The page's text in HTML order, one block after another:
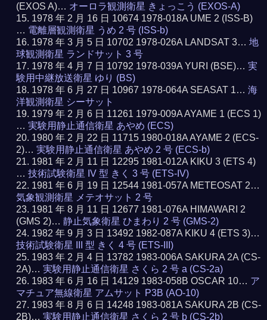
(EXOS A)… オーロラ観測衛星 きょっこう (EXOS-A)
1978 年 2 月 16 日 10674 1978-018A UME 2 (ISS-B)
… 電離層観測衛星 うめ 2 号 (ISS-b)
1978 年 3 月 5 日 10702 1978-026A LANDSAT 3…地
球観測衛星 ランドサット 3 号
1978 年 4 月 7 日 10792 1978-039A YURI (BSE)…実
験用中継放送衛星 ゆり (BS)
1978 年 6 月 27 日 10967 1978-064A SEASAT 1…海
洋観測衛星 シーサット
1979 年 2 月 6 日 11261 1979-009A AYAME 1 (ECS 1)
…実験用静止通信衛星 あやめ (ECS)
1980 年 2 月 22 日 11715 1980-018A AYAME 2 (ECS-
2)…実験用静止通信衛星 あやめ 2 号 (ECS-b)
1981 年 2 月 11 日 12295 1981-012A KIKU 3 (ETS 4)
…技術試験衛星 IV 型 きく 3 号 (ETS-IV)
1981 年 6 月 19 日 12544 1981-057A METEOSAT 2…
気象観測衛星 メテオサット 2 号
1981 年 8 月 11 日 12677 1981-076A HIMAWARI 2
(GMS 2)…静止気象衛星 ひまわり 2 号 (GMS-2)
1982 年 9 月 3 日 13492 1982-087A KIKU 4 (ETS 3)…
技術試験衛星 III 型 きく 4 号 (ETS-III)
1983 年 2 月 4 日 13782 1983-006A SAKURA 2A (CS-
2A)…実験用静止通信衛星 さくら 2 号 a (CS-2a)
1983 年 6 月 16 日 14129 1983-058B OSCAR 10… ア
マチュア無線衛星 アムサット P3B (AO-10)
1983 年 8 月 6 日 14248 1983-081A SAKURA 2B (CS-
2B)…実験用静止通信衛星 さくら 2 号 b (CS-2b)